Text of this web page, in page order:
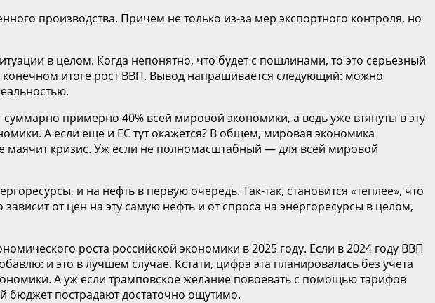
производства. Причем не только из-за мер экспортного контроля, но
в целом. Когда непонятно, что будет с пошлинами, то это серьезный
конечном итоге рост ВВП. Вывод напрашивается следующий: можно
примерно 40% всей мировой экономики, а ведь уже втянуты в эту
А если еще и ЕС тут окажется? В общем, мировая экономика
маячит кризис. Уж если не полномасштабный — для всей мировой
и на нефть в первую очередь. Так-так, становится «теплее», что
от цен на эту самую нефть и от спроса на энергоресурсы в целом,
роста российской экономики в 2025 году. Если в 2024 году ВВП
и это в лучшем случае. Кстати, цифра эта планировалась без учета
А уж если трамповское желание повоевать с помощью тарифов
бюджет пострадают достаточно ощутимо.